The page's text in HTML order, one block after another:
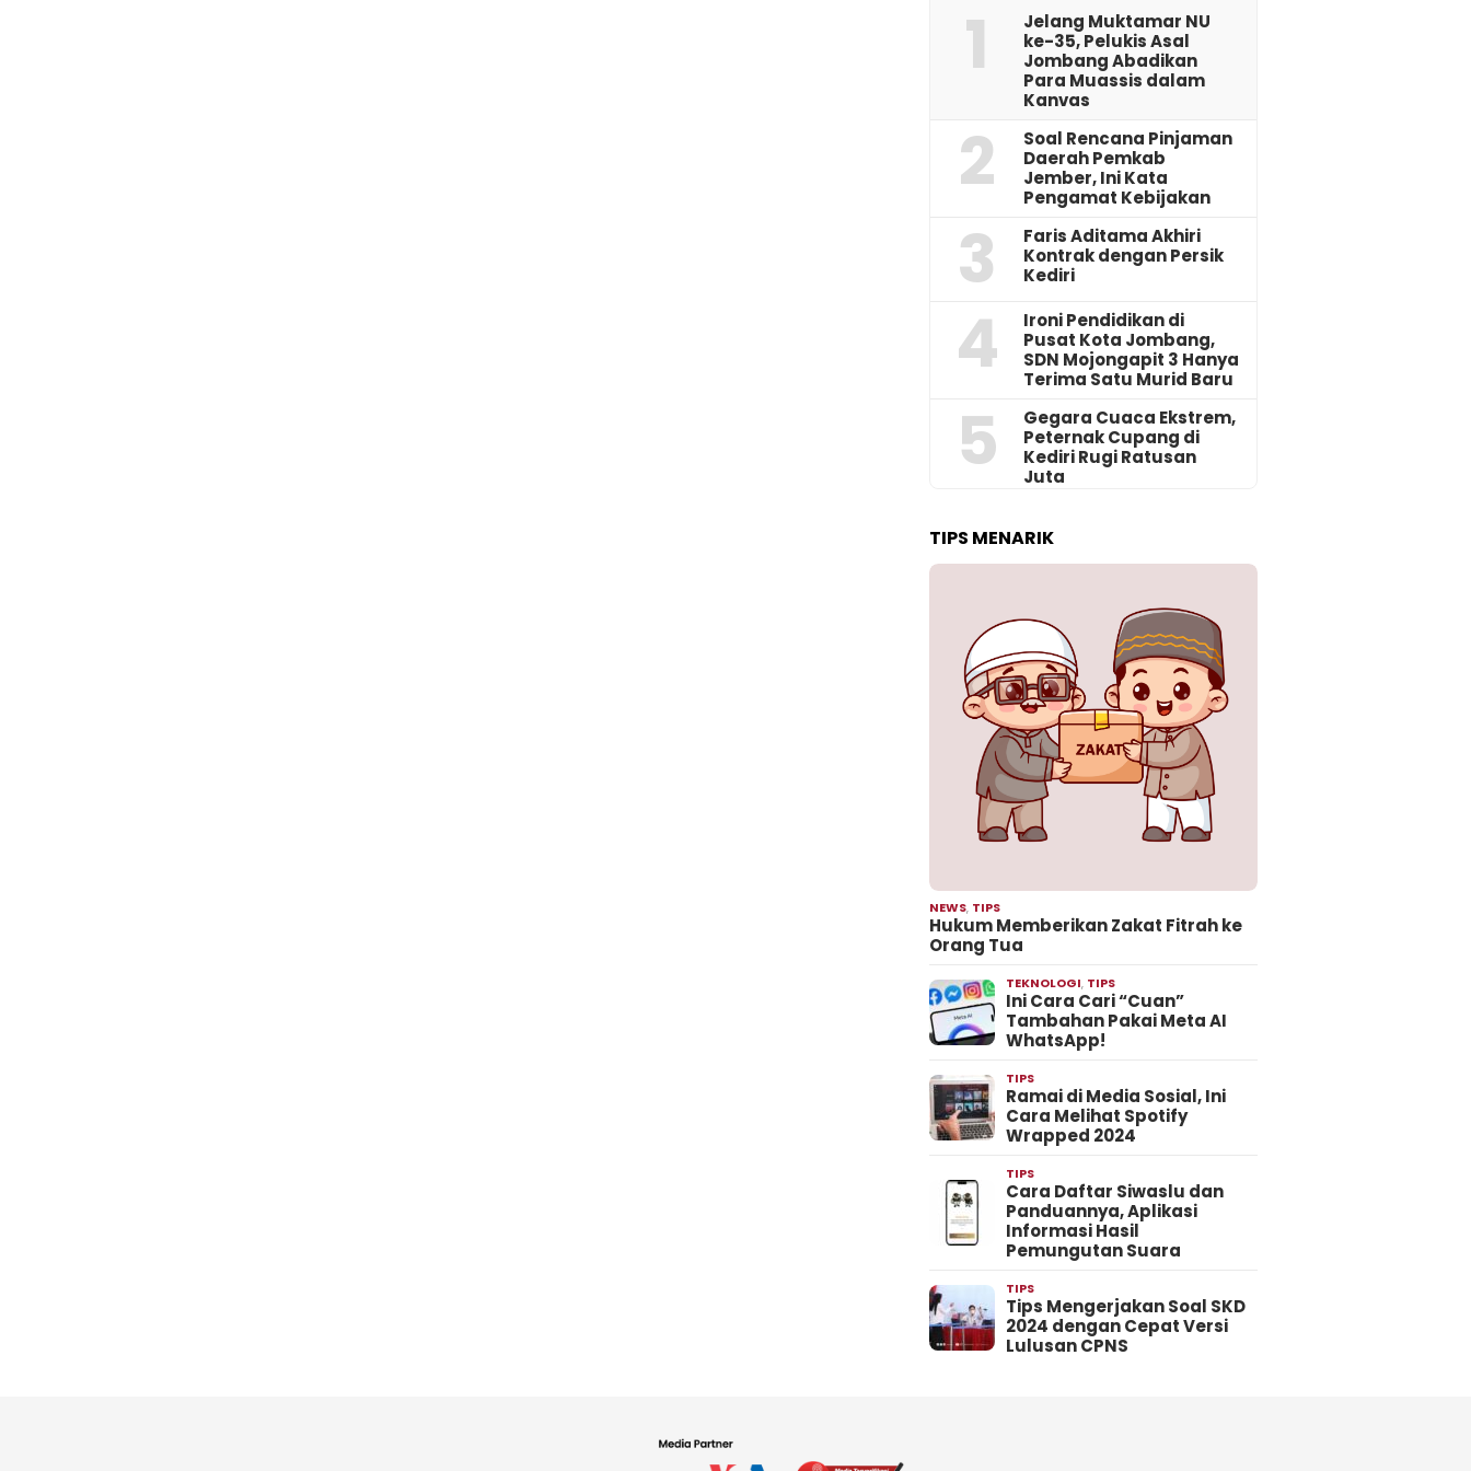
1
Jelang Muktamar NU
ke-35, Pelukis Asal
Jombang Abadikan
Para Muassis dalam
Kanvas
2
‎Soal Rencana Pinjaman
Daerah Pemkab
Jember, Ini Kata
Pengamat Kebijakan ‎
3
Faris Aditama Akhiri
Kontrak dengan Persik
Kediri
4
Ironi Pendidikan di
Pusat Kota Jombang,
SDN Mojongapit 3 Hanya
Terima Satu Murid Baru
5
‎Gegara Cuaca Ekstrem,
Peternak Cupang di
Kediri Rugi Ratusan
Juta
TIPS MENARIK
NEWS, TIPS
Hukum Memberikan Zakat Fitrah ke
Orang Tua
TEKNOLOGI, TIPS
Ini Cara Cari “Cuan”
Tambahan Pakai Meta AI
WhatsApp!
TIPS
Ramai di Media Sosial, Ini
Cara Melihat Spotify
Wrapped 2024
TIPS
Cara Daftar Siwaslu dan
Panduannya, Aplikasi
Informasi Hasil
Pemungutan Suara
TIPS
Tips Mengerjakan Soal SKD
2024 dengan Cepat Versi
Lulusan CPNS